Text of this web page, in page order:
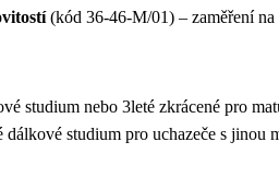
(kód 36-46-M/01) – zaměření
studium nebo 3leté zkrácené pro
dálkové studium pro uchazeče s jinou